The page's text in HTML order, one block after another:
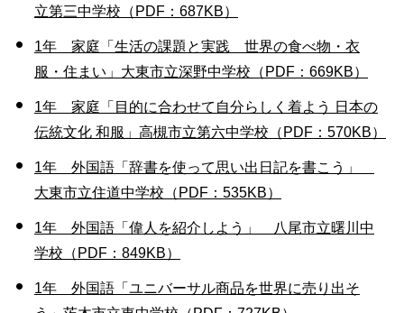
立第三中学校（PDF：687KB）
1年 家庭「生活の課題と実践 世界の食べ物・衣
服・住まい」大東市立深野中学校（PDF：669KB）
1年 家庭「目的に合わせて自分らしく着よう 日本の
伝統文化 和服」高槻市立第六中学校（PDF：570KB）
1年 外国語「辞書を使って思い出日記を書こう」
大東市立住道中学校（PDF：535KB）
1年 外国語「偉人を紹介しよう」 八尾市立曙川中
学校（PDF：849KB）
1年 外国語「ユニバーサル商品を世界に売り出そ